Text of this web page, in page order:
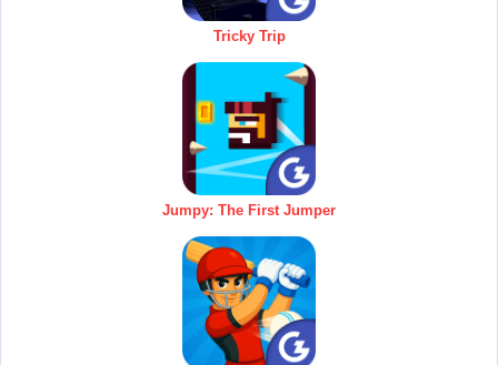
Tricky Trip
Jumpy: The First Jumper